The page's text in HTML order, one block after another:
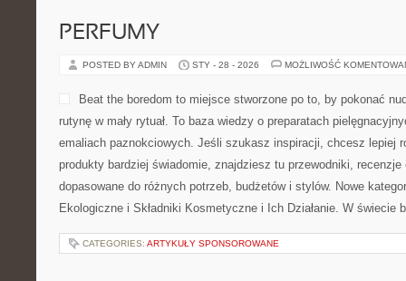
PERFUMY
POSTED BY ADMIN STY - 28 - 2026 MOŻLIWOŚĆ
Beat the boredom to miejsce stworzone po to, by pokonać
rutynę w mały rytuał. To baza wiedzy o preparatach
emaliach paznokciowych. Jeśli szukasz inspiracji, chcesz lepiej
produkty bardziej świadomie, znajdziesz tu przewodniki, recenzje
dopasowane do różnych potrzeb, budżetów i stylów. Nowe
Ekologiczne i Składniki Kosmetyczne i Ich Działanie. W świecie
CATEGORIES: ARTYKUŁY SPONSOROWANE